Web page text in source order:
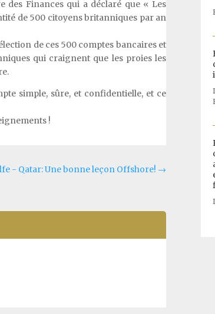
des Finances qui a déclaré que « Les
de 500 citoyens britanniques par an
de ces 500 comptes bancaires et
qui craignent que les proies les
simple, sûre, et confidentielle, et ce
!
- Qatar: Une bonne leçon Offshore! →